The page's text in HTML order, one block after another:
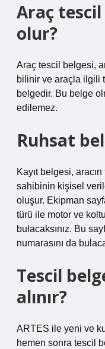
Araç
olur?
Araç tescil belgesi,
bilinir ve araçla ilgili
belgedir. Bu belge
edilemez.
Ruhsat
Kayıt belgesi,
sahibinin kişisel
oluşur. Ekipman
türü ile motor ve
bulacaksınız. Bu
numarasını da
Tescil
alınır?
ARTES ile yeni ve
hemen sonra tescil